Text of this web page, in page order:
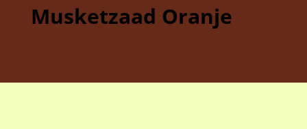
Musketzaad Oranje